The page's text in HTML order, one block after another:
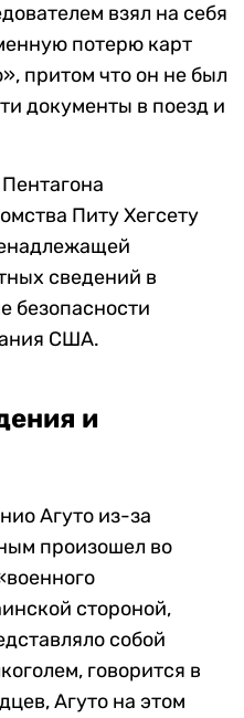
взял на себя
потерю карт
притом что он не был
документы в поезд и
Питу Хегсету
сведений в
безопасности
США.
и
Агуто из-за
произошел во
стороной,
собой
говорится в
Агуто на этом